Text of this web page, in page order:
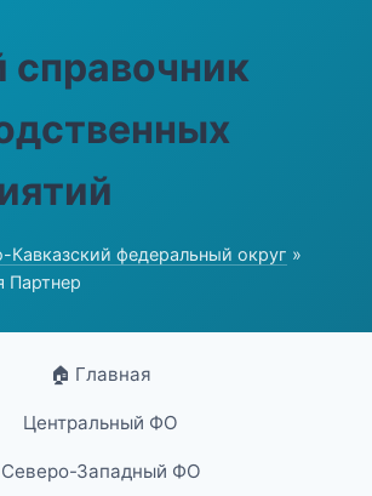
Кавказский федеральный округ »
Партнер
🏠 Главная
Центральный ФО
Северо-Западный ФО